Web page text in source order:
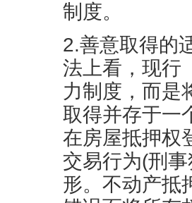
制度。
2.善意取得的
法上看，现行
力制度，而是
取得并存于一
在房屋抵押权
交易行为(刑
形。不动产抵